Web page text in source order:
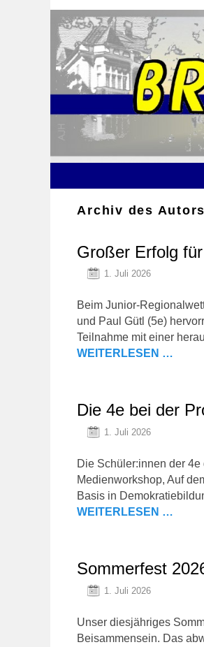
Zum sekundären Inhalt
Archiv des
Großer Erfolg
1. Juli 2026
Beim Junior-
und Paul Gütl (5e)
Teilnahme mit einer
WEITERLESEN …
Die 4e bei der
1. Juli 2026
Die Schüler:innen der
Medienworkshop, Auf
Basis in
WEITERLESEN …
Sommerfest
1. Juli 2026
Unser diesjähriges
Beisammensein. Das